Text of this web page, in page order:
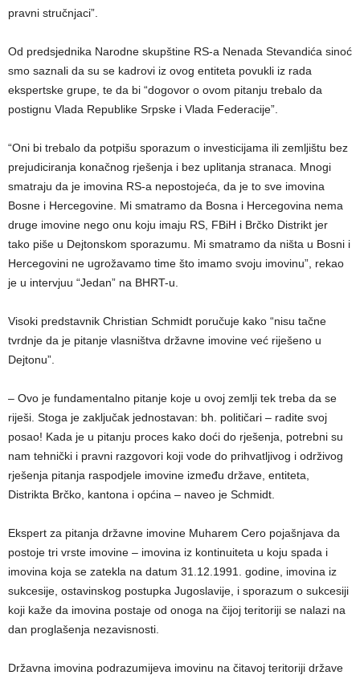
pravni stručnjaci”.
Od predsjednika Narodne skupštine RS-a Nenada Stevandića sinoć
smo saznali da su se kadrovi iz ovog entiteta povukli iz rada
ekspertske grupe, te da bi “dogovor o ovom pitanju trebalo da
postignu Vlada Republike Srpske i Vlada Federacije”.
“Oni bi trebalo da potpišu sporazum o investicijama ili zemljištu bez
prejudiciranja konačnog rješenja i bez uplitanja stranaca. Mnogi
smatraju da je imovina RS-a nepostojeća, da je to sve imovina
Bosne i Hercegovine. Mi smatramo da Bosna i Hercegovina nema
druge imovine nego onu koju imaju RS, FBiH i Brčko Distrikt jer
tako piše u Dejtonskom sporazumu. Mi smatramo da ništa u Bosni i
Hercegovini ne ugrožavamo time što imamo svoju imovinu”, rekao
je u intervjuu “Jedan” na BHRT-u.
Visoki predstavnik Christian Schmidt poručuje kako “nisu tačne
tvrdnje da je pitanje vlasništva državne imovine već riješeno u
Dejtonu”.
– Ovo je fundamentalno pitanje koje u ovoj zemlji tek treba da se
riješi. Stoga je zaključak jednostavan: bh. političari – radite svoj
posao! Kada je u pitanju proces kako doći do rješenja, potrebni su
nam tehnički i pravni razgovori koji vode do prihvatljivog i održivog
rješenja pitanja raspodjele imovine između države, entiteta,
Distrikta Brčko, kantona i općina – naveo je Schmidt.
Ekspert za pitanja državne imovine Muharem Cero pojašnjava da
postoje tri vrste imovine – imovina iz kontinuiteta u koju spada i
imovina koja se zatekla na datum 31.12.1991. godine, imovina iz
sukcesije, ostavinskog postupka Jugoslavije, i sporazum o sukcesiji
koji kaže da imovina postaje od onoga na čijoj teritoriji se nalazi na
dan proglašenja nezavisnosti.
Državna imovina podrazumijeva imovinu na čitavoj teritoriji države